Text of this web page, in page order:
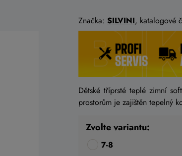
Značka: SILVINI, katalogové
Dětské tříprsté teplé zimní
prostorům je zajištěn tepelný
Zvolte variantu:
7-8